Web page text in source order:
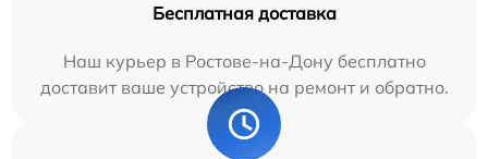
Бесплатная доставка
Наш курьер в Ростове-на-Дону бесплатно
доставит ваше устройство на ремонт и обратно.